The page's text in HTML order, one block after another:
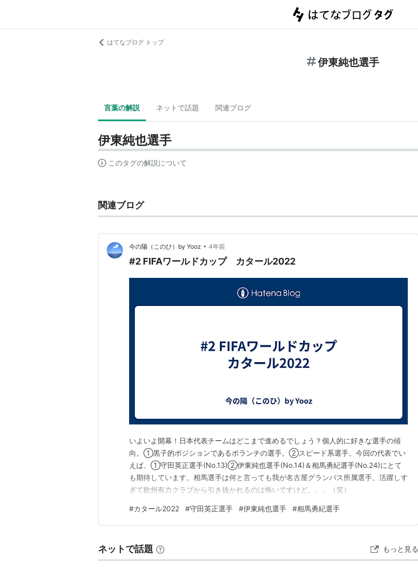
はてなブログ トップ
伊東純也選手
言葉の解説 ネットで話題 関連ブログ
伊東純也選手
このタグの解説について
関連ブログ
今の陽（このひ）by Yooz • 4年前
#2 FIFAワールドカップ カタール2022
いよいよ開幕！日本代表チームはどこまで進めるでしょう？個人的に好きな選手の傾
向。①黒子的ポジションであるボランチの選手。②スピード系選手。今回の代表でい
えば、①守田英正選手(No.13)②伊東純也選手(No.14)＆相馬勇紀選手(No.24)にとて
も期待しています。相馬選手は何と言っても我が名古屋グランパス所属選手。活躍しす
ぎて欧州有力クラブから引き抜かれるのは怖いですけど。。。（笑）
#カタール2022 #守田英正選手 #伊東純也選手 #相馬勇紀選手
ネットで話題 もっと見る